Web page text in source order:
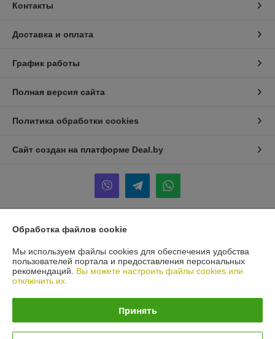
Контакты
Доставка и оплата
График работы
Полная версия сайта
Политика обработки cookies
Сайт создан на платформе Deal.by
Информация для покупателя
Индивидуальный предприниматель:Индивидуальный
предприниматель Небожак Александр Владимирович
210008, г.Витебск, ул. Репина, 2-53.
Первомайского района
Обработка файлов cookie
Мы используем файлы cookies для обеспечения удобства
пользователей портала и предоставления персональных
рекомендаций. Вы можете настроить файлы cookies или
отключить их.
Принять